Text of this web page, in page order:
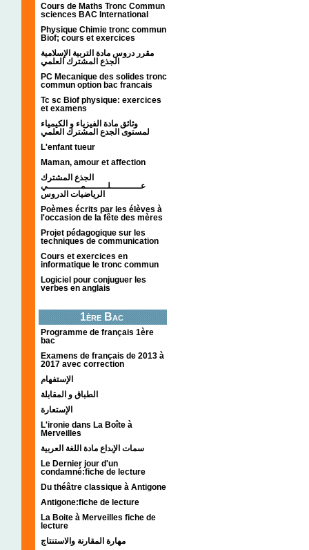
Cours de Maths Tronc Commun
sciences BAC International
Physique Chimie tronc commun
Biof; cours et exercices
مقرر دروس مادة التربية الإسلامية
الجذع المشترك العلمي
PC Mecanique des solides tronc
commun option bac francais
Tc sc Biof physique: exercices
et examens
وثائق مادة الفيزياء و الكيمياء
L'enfant tueur
Maman, amour et affection
الجذع المشترك
عـــــــــــلــــــــمــــــــــــي
الرياضيات الدروس
Poèmes écrits par les élèves à
l'occasion de la fête des mères
Projet pédagogique sur les
techniques de communication
Cours et exercices en
informatique le tronc commun
Logiciel pour conjuguer les
verbes en anglais
1ère Bac
Programme de français 1ère
bac
Examens de français de 2013 à
2017 avec correction
الإستفهام
الطباق و المقابلة
الإستعارة
L'ironie dans La Boîte à
Merveilles
سمات الإبداع مادة اللغة العربية
Le Dernier jour d'un
condamné:fiche de lecture
Du théâtre classique à Antigone
Antigone:fiche de lecture
La Boite à Merveilles fiche de
lecture
مهارة المقارنة والاستنتاج